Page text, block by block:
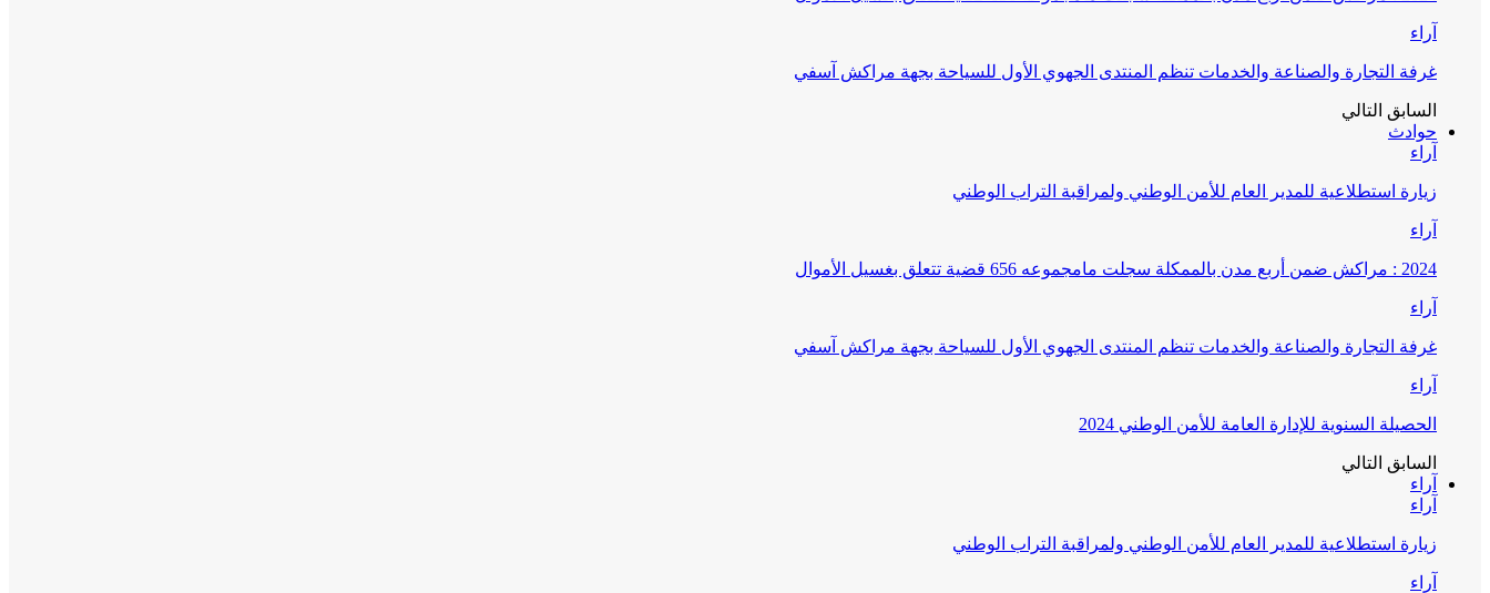
آراء
غرفة التجارة والصناعة والخدمات تنظم المنتدى الجهوي الأول للسياحة بجهة مراكش آسفي
السابق التالي
حوادث
آراء
زيارة استطلاعية للمدير العام للأمن الوطني ولمراقبة التراب الوطني
آراء
2024 : مراكش ضمن أربع مدن بالممكلة سجلت مامجموعه 656 قضية تتعلق بغسيل الأموال
آراء
غرفة التجارة والصناعة والخدمات تنظم المنتدى الجهوي الأول للسياحة بجهة مراكش آسفي
آراء
الحصيلة السنوية للإدارة العامة للأمن الوطني 2024
السابق التالي
آراء
آراء
زيارة استطلاعية للمدير العام للأمن الوطني ولمراقبة التراب الوطني
آراء